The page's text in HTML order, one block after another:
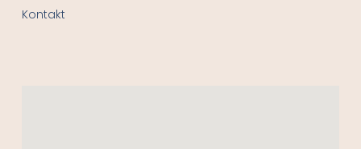
Kontakt